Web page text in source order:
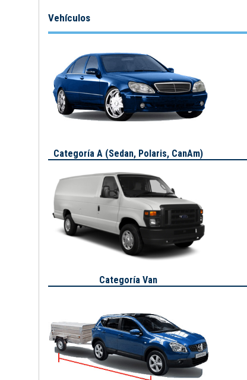
Vehículos
Categoría A (Sedan, Polaris, CanAm)
Categoría Van